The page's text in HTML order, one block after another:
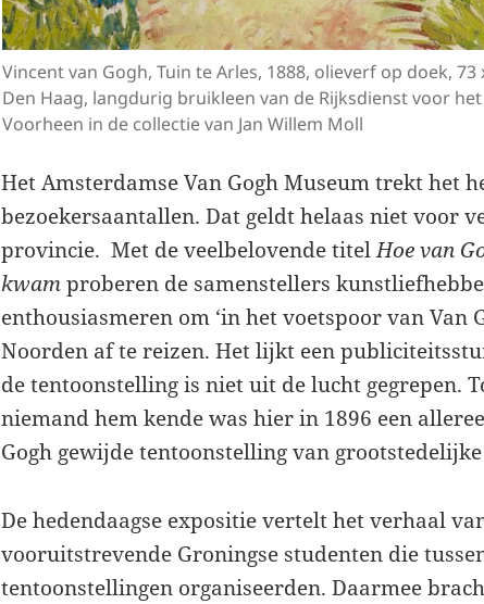
Vincent van Gogh, Tuin te Arles, 1888, olieverf op doek,
Den Haag, langdurig bruikleen van de Rijksdienst voor
Voorheen in de collectie van Jan Willem Moll
Het Amsterdamse Van Gogh Museum trekt het
bezoekersaantallen. Dat geldt helaas niet voor
provincie. Met de veelbelovende titelHoe van
kwamproberen de samenstellers
enthousiasmeren om ‘in het voetspoor van Van
Noorden af te reizen. Het lijkt een
de tentoonstelling is niet uit de lucht gegrepen.
niemand hem kende was hier in 1896 een
Gogh gewijde tentoonstelling van
De hedendaagse expositie vertelt het verhaal
vooruitstrevende Groningse studenten die
tentoonstellingen organiseerden. Daarmee